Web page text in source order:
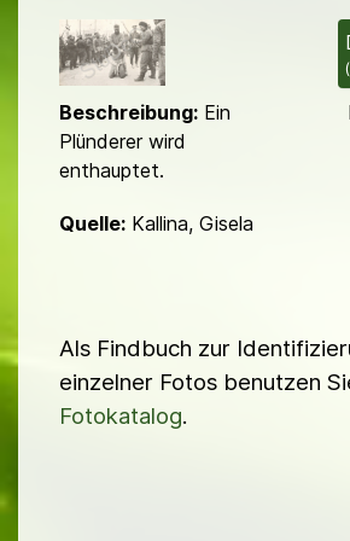
l
d
(
Beschreibung: Ein
Plünderer wird
enthauptet.
Quelle: Kallina, Gisela
Als Findbuch zur
einzelner Fotos benutzen
Fotokatalog.